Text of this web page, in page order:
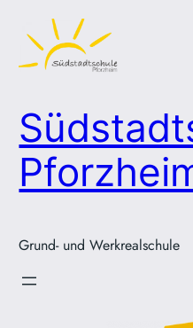
Inhalt
springen
Grund- und Werkrealschule